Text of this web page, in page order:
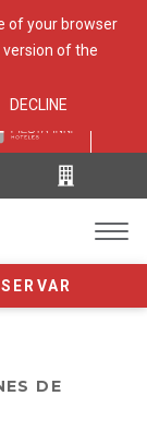
of your browser
version of the
DECLINE
DE